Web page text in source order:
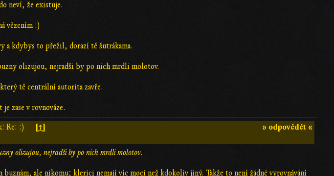
neví, že existuje.
vězením :)
a kdybys to přežil, dorazí tě šutrákama.
olizujou, nejradši by po nich mrdli molotov.
tě centrální autorita zavře.
zase v rovnováze.
» odpovědět «
Re: :) [↑]
olizujou, nejradši by po nich mrdli molotov.
ale nikomu; klerici nemají víc moci než kdokoliv jiný. Takže to není žádné vyrovnávání